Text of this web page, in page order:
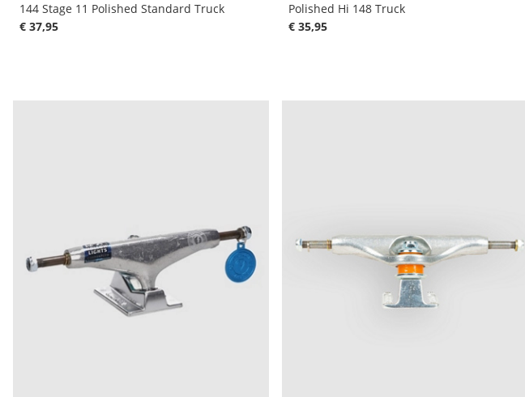
144 Stage 11 Polished Standard Truck
€ 37,95
Polished Hi 148 Truck
€ 35,95